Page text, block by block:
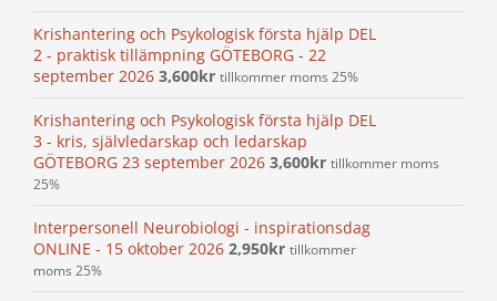
Krishantering och Psykologisk första hjälp DEL
2 - praktisk tillämpning GÖTEBORG - 22
september 2026 3,600kr tillkommer moms 25%
Krishantering och Psykologisk första hjälp DEL
3 - kris, självledarskap och ledarskap
GÖTEBORG 23 september 2026 3,600kr tillkommer moms
25%
Interpersonell Neurobiologi - inspirationsdag
ONLINE - 15 oktober 2026 2,950kr tillkommer
moms 25%